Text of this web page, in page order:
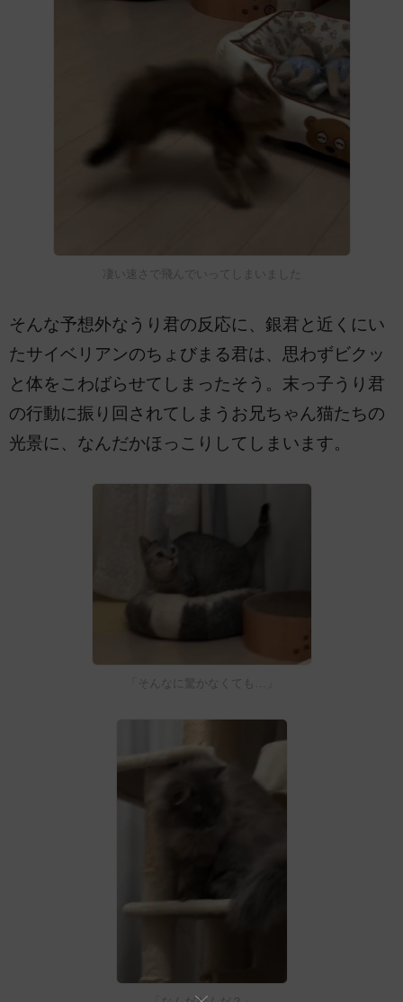
凄い速さで飛んでいってしまいました
そんな予想外なうり君の反応に、銀君と近くにい
たサイベリアンのちょびまる君は、思わずビクッ
と体をこわばらせてしまったそう。末っ子うり君
の行動に振り回されてしまうお兄ちゃん猫たちの
光景に、なんだかほっこりしてしまいます。
「そんなに驚かなくても…」